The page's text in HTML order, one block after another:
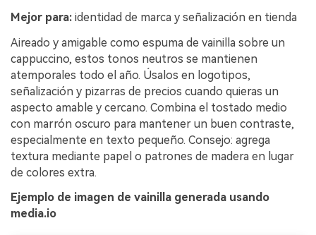
Mejor para: identidad de marca y señalización en tienda
Aireado y amigable como espuma de vainilla sobre un
cappuccino, estos tonos neutros se mantienen
atemporales todo el año. Úsalos en logotipos,
señalización y pizarras de precios cuando quieras un
aspecto amable y cercano. Combina el tostado medio
con marrón oscuro para mantener un buen contraste,
especialmente en texto pequeño. Consejo: agrega
textura mediante papel o patrones de madera en lugar
de colores extra.
Ejemplo de imagen de vainilla generada usando
media.io